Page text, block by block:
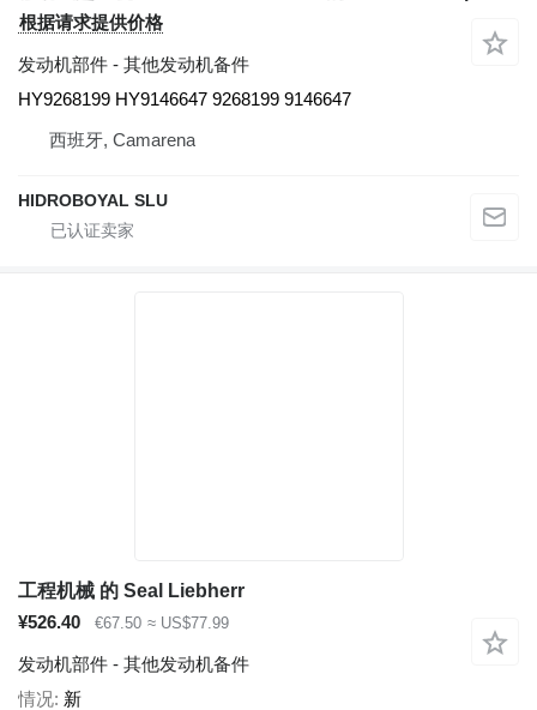
根据请求提供价格
发动机部件 - 其他发动机备件
HY9268199 HY9146647 9268199 9146647
西班牙, Camarena
HIDROBOYAL SLU
工程机械 的 Seal Liebherr
¥526.40
€67.50 ≈ US$77.99
发动机部件 - 其他发动机备件
情况 新